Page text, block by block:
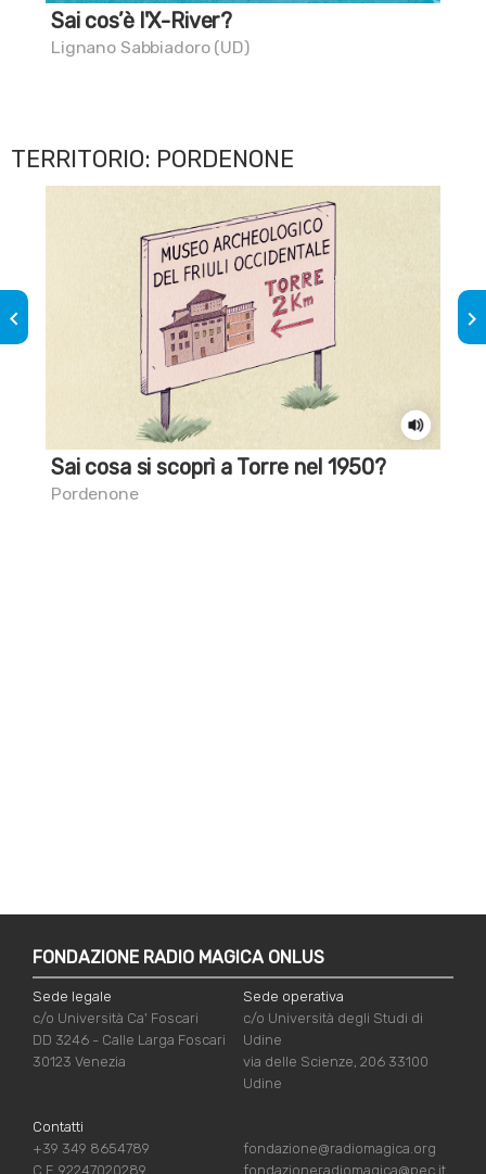
Sai cos’è l'X-River?
Lignano Sabbiadoro (UD)
TERRITORIO: PORDENONE
Sai cosa si scoprì a Torre nel 1950?
Pordenone
keyboard_arrow_left keyboard_arrow_right
FONDAZIONE RADIO MAGICA ONLUS
Sede legale
c/o Università Ca' Foscari
DD 3246 - Calle Larga Foscari
30123 Venezia
Sede operativa
c/o Università degli Studi di
Udine
via delle Scienze, 206 33100
Udine
Contatti
+39 349 8654789
C.F. 92247020289
fondazione@radiomagica.org
fondazioneradiomagica@pec.it